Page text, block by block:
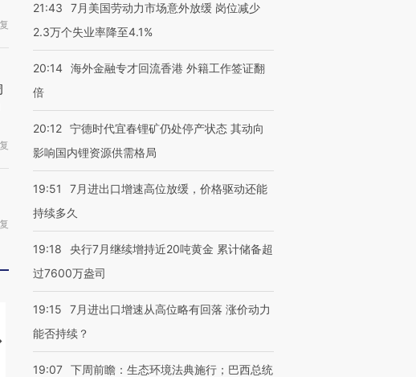
马航飞行员跨国走私7万
育部长拱下台
飞地休达
21:43
7月美国劳动力市场意外放缓 岗位减少
2.3万个失业率降至4.1%
20:14 海外金融专才回流香港 外籍工作签证翻
倍
20:12 宁德时代宜春锂矿仍处停产状态 其动向
影响国内锂资源供需格局
19:51
7月进出口增速高位放缓，价格驱动还能
持续多久
19:18
央行7月继续增持近20吨黄金 累计储备超
过7600万盎司
19:15
7月进出口增速从高位略有回落 涨价动力
能否持续？
19:07 下周前瞻：生态环境法典施行；巴西总统